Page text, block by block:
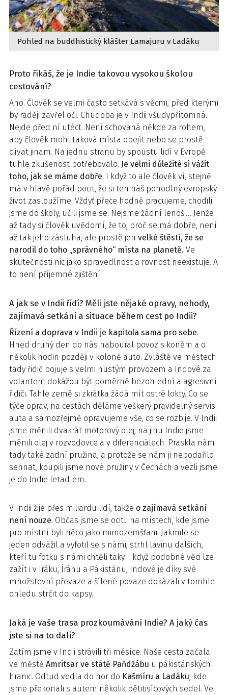
Pohled na buddhistický klášter Lamajuru v Ladáku
Proto říkáš, že je Indie takovou vysokou školou
cestování?
Ano. Člověk se velmi často setkává s věcmi, před kterými
by raději zavřel oči. Chudoba je v Indii všudypřítomná.
Nejde před ní utéct. Není schovaná někde za rohem,
aby člověk mohl taková místa obejít nebo se prostě
dívat jinam. Na jednu stranu by spoustu lidí v Evropě
tuhle zkušenost potřebovalo. Je velmi důležité si vážit
toho, jak se máme dobře. I když to ale člověk ví, stejně
má v hlavě pořád pocit, že si ten náš pohodlný evropský
život zasloužíme. Vždyť přece hodně pracujeme, chodili
jsme do školy, učili jsme se. Nejsme žádní lenoši… Jenže
až tady si člověk uvědomí, že to, proč se má dobře, není
až tak jeho zásluha, ale prostě jen velké štěstí, že se
narodil do toho „správného“ místa na planetě. Ve
skutečnosti nic jako spravedlnost a rovnost neexistuje. A
to není příjemné zjištění.
A jak se v Indii řídí? Měli jste nějaké opravy, nehody,
zajímavá setkání a situace během cest po Indii?
Řízení a doprava v Indii je kapitola sama pro sebe.
Hned druhý den do nás naboural povoz s koněm a o
několik hodin později v koloně auto. Zvláště ve městech
tady řidič bojuje s velmi hustým provozem a Indové za
volantem dokážou být poměrně bezohlední a agresivní
řidiči. Tahle země si zkrátka žádá mít ostré lokty. Co se
týče oprav, na cestách děláme veškerý pravidelný servis
auta a samozřejmě opravujeme vše, co se rozbije. V Indii
jsme měnili dvakrát motorový olej, na jihu Indie jsme
měnili olej v rozvodovce a v diferenciálech. Praskla nám
tady také zadní pružina, a protože se nám ji nepodařilo
sehnat, koupili jsme nové pružiny v Čechách a vezli jsme
je do Indie letadlem.
V Indii žije přes miliardu lidí, takže o zajímavá setkání
není nouze. Občas jsme se ocitli na místech, kde jsme
pro místní byli něco jako mimozemšťani. Jakmile se
jeden odvážil a vyfotil se s námi, strhl lavinu dalších,
kteří tu fotku s námi chtěli taky. I když podobné věci lze
zažít i v Iráku, Íránu a Pákistánu, Indové je díky své
množstevní převaze a šílené povaze dokázali v tomhle
ohledu strčit do kapsy.
Jaká je vaše trasa prozkoumávání Indie? A jaký čas
jste si na to dali?
Zatím jsme v Indii strávili tři měsíce. Naše cesta začala
ve městě Amritsar ve státě Paňdžábu u pákistánských
hranic. Odtud vedla do hor do Kašmíru a Ladáku, kde
jsme překonali s autem několik pětitisícových sedel. Ve